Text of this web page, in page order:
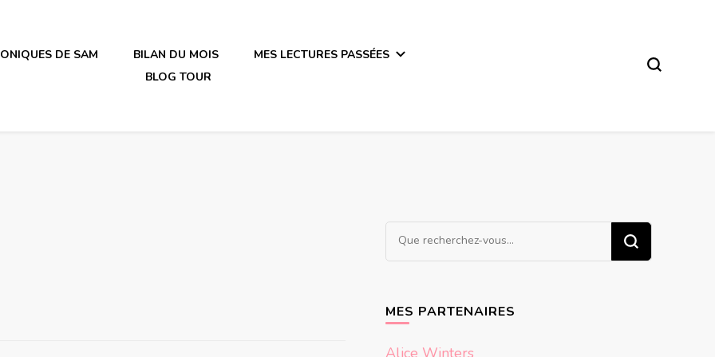
en plastique
DE SAM BILAN DU MOIS
MES LECTURES PASSÉES
BLOG TOUR
Vous
recherchiez
MES PARTENAIRES